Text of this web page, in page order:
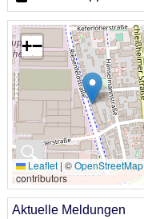
🔍
+−
Leaflet | ©OpenStreetMap
contributors
Aktuelle Meldungen